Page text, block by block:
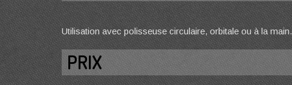
Utilisation avec polisseuse circulaire, orbitale ou à la main.
PRIX